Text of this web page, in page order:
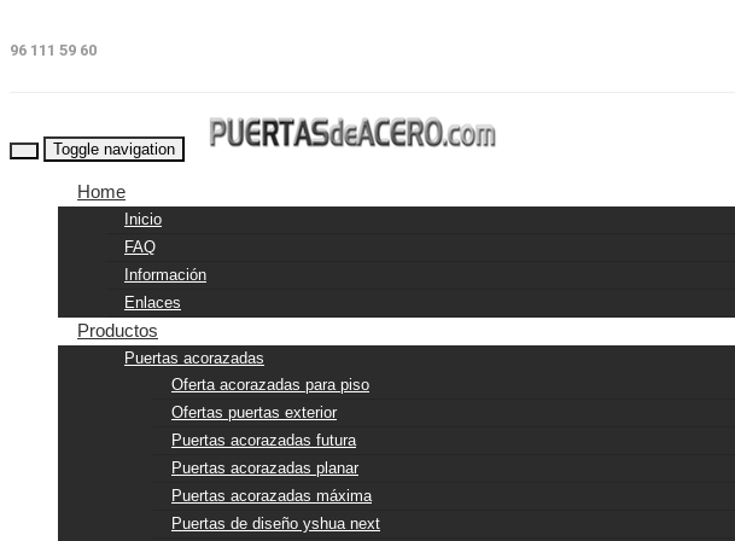
96 111 59 60
Toggle navigation
Home
Inicio
FAQ
Información
Enlaces
Productos
Puertas acorazadas
Oferta acorazadas para piso
Ofertas puertas exterior
Puertas acorazadas futura
Puertas acorazadas planar
Puertas acorazadas máxima
Puertas de diseño yshua next